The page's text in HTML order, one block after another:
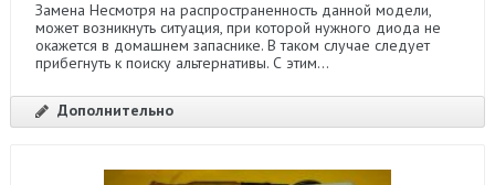
Замена Несмотря на распространенность данной модели,
может возникнуть ситуация, при которой нужного диода не
окажется в домашнем запаснике. В таком случае следует
прибегнуть к поиску альтернативы. С этим...
Дополнительно